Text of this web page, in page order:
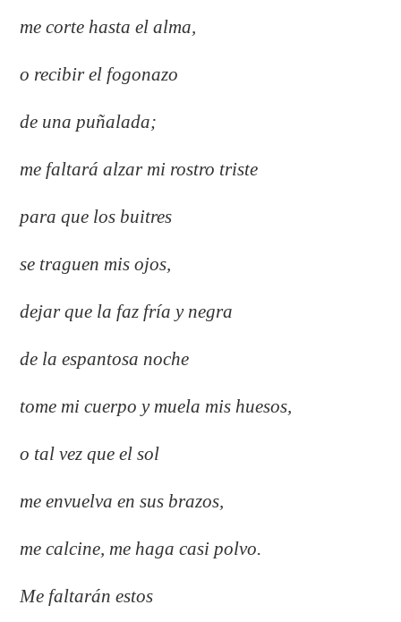
me corte hasta el alma,
o recibir el fogonazo
de una puñalada;
me faltará alzar mi rostro triste
para que los buitres
se traguen mis ojos,
dejar que la faz fría y negra
de la espantosa noche
tome mi cuerpo y muela mis huesos,
o tal vez que el sol
me envuelva en sus brazos,
me calcine, me haga casi polvo.
Me faltarán estos